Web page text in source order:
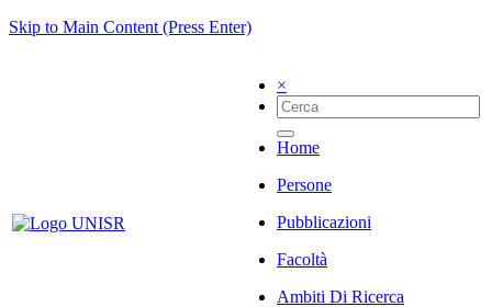
Skip to Main Content (Press Enter)
×
Home
Persone
Pubblicazioni
Facoltà
Ambiti Di Ricerca